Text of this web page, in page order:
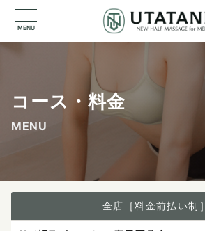
MENU
コース・料金
MENU
全店［料金前払い制］